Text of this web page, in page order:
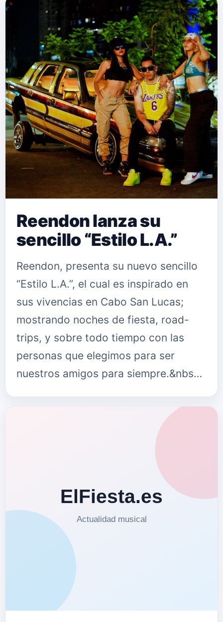
Reendon lanza su
sencillo “Estilo L.A.”
Reendon, presenta su nuevo sencillo
“Estilo L.A.”, el cual es inspirado en
sus vivencias en Cabo San Lucas;
mostrando noches de fiesta, road-
trips, y sobre todo tiempo con las
personas que elegimos para ser
nuestros amigos para siempre.&nbs…